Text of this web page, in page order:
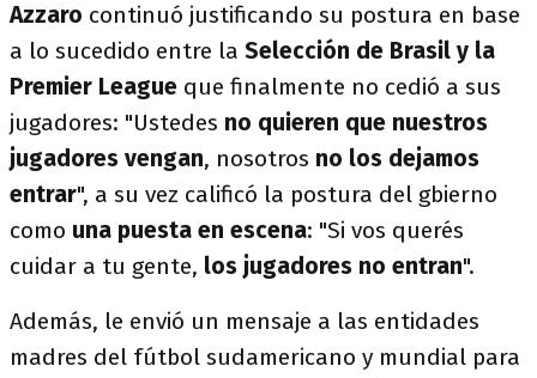
Azzaro continuó justificando su postura en base
a lo sucedido entre la Selección de Brasil y la
Premier League que finalmente no cedió a sus
jugadores: "Ustedes no quieren que nuestros
jugadores vengan, nosotros no los dejamos
entrar", a su vez calificó la postura del gbierno
como una puesta en escena: "Si vos querés
cuidar a tu gente, los jugadores no entran".
Además, le envió un mensaje a las entidades
madres del fútbol sudamericano y mundial para